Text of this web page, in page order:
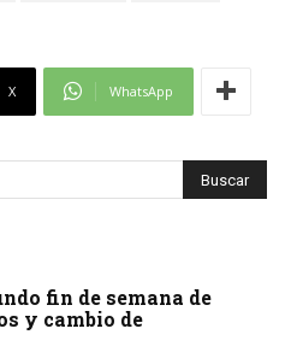
X WhatsApp
fin de semana de
y cambio de